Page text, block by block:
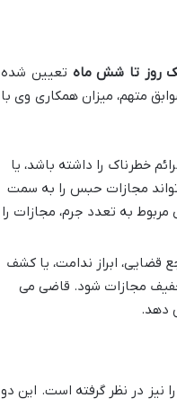
روز تا شش ماه تعیین شده
متهم، میزان همکاری وی با
خطرناک را داشته باشد، یا
مجازات حبس را به سمت
به تعدد جرم، مجازات را
قضایی، ابراز ندامت، یا کشف
مجازات شود. قاضی می
دهد.
نیز در نظر گرفته است. این دو